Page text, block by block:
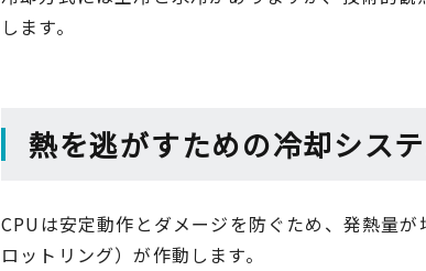
します。
熱を逃がすための冷却シス
CPUは安定動作とダメージを防ぐため、発熱量
ロットリング）が作動します。